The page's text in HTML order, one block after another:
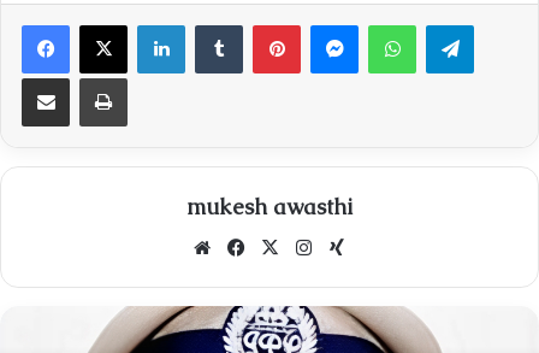
Facebook
X LinkedInTumblr PinterestMessengerWhatsApp
Share via Email Print
mukesh awasthi
WebsiteFacebook
X Instagram